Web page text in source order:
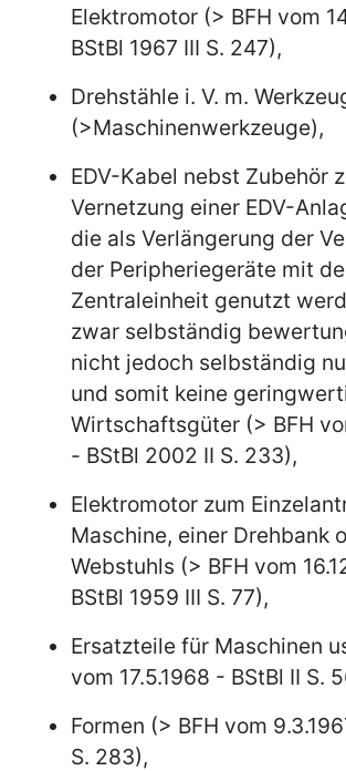
Elektromotor (> BFH vom
BStBl 1967 III S. 247),
Drehstähle i. V. m.
(>Maschinenwerkzeuge),
EDV-Kabel nebst Zubehör
Vernetzung einer EDV-
die als Verlängerung der
der Peripheriegeräte mit
Zentraleinheit genutzt
zwar selbständig
nicht jedoch selbständig
und somit keine
Wirtschaftsgüter (> BFH
- BStBl 2002 II S. 233),
Elektromotor zum
Maschine, einer Drehbank
Webstuhls (> BFH vom
BStBl 1959 III S. 77),
Ersatzteile für Maschinen
vom 17.5.1968 - BStBl II S.
Formen (> BFH vom
S. 283),